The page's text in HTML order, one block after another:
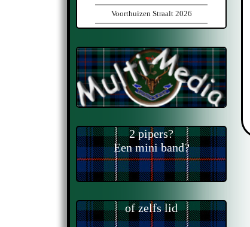
Voorthuizen Straalt 2026
2 pipers?
Een mini band?
of zelfs lid